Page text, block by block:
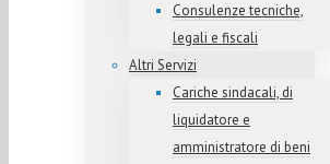
Consulenze tecniche,
legali e fiscali
Altri Servizi
Cariche sindacali, di
liquidatore e
amministratore di beni